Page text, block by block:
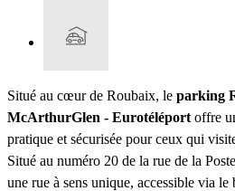
Situé au cœur de Roubaix, le parking
McArthurGlen - Eurotéléport offre
pratique et sécurisée pour ceux qui
Situé au numéro 20 de la rue de la
une rue à sens unique, accessible via